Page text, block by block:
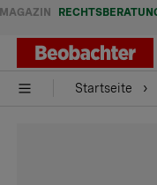
MAGAZIN
Startseite